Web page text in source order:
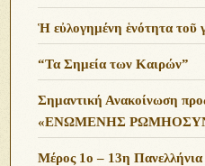
Ἡ εὐλογημένη ἑνότητα τοῦ
“Τα Σημεία των Καιρών”
Σημαντική Ανακοίνωση
«ΕΝΩΜΕΝΗΣ
Μέρος 1ο – 13η